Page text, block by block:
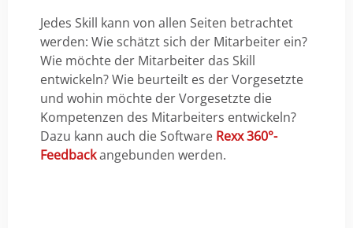
Jedes Skill kann von allen Seiten betrachtet
werden: Wie schätzt sich der Mitarbeiter ein?
Wie möchte der Mitarbeiter das Skill
entwickeln? Wie beurteilt es der Vorgesetzte
und wohin möchte der Vorgesetzte die
Kompetenzen des Mitarbeiters entwickeln?
Dazu kann auch die Software Rexx 360°-
Feedbackangebunden werden.